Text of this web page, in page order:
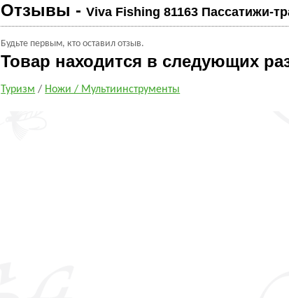
Отзывы -Viva Fishing 81163 Пассатижи-
Будьте первым, кто оставил отзыв.
Товар находится в следующих
Туризм / Ножи / Мультиинструменты